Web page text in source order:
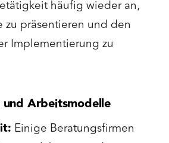
häufig wieder an,
zu präsentieren und den
Implementierung zu
Arbeitsmodelle
Einige Beratungsfirmen